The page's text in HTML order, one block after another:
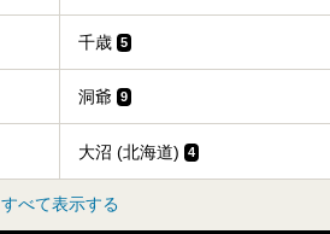
千歳 5
洞爺 9
大沼 (北海道) 4
すべて表示する